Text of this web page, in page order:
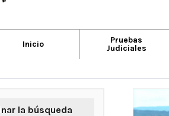
Inicio
Pruebas
Judiciales
la búsqueda